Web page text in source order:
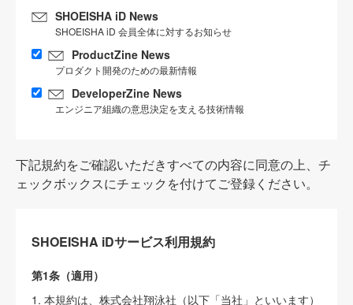
SHOEISHA iD News
SHOEISHA iD 会員全体に対するお知らせ
ProductZine News
プロダクト開発のための最新情報
DeveloperZine News
エンジニア組織の意思決定を支える技術情報
下記規約をご確認いただきすべての内容に同意の上、チ
ェックボックスにチェックを付けてご登録ください。
SHOEISHA iDサービス利用規約
第1条（適用）
1. 本規約は、株式会社翔泳社（以下「当社」といいます）